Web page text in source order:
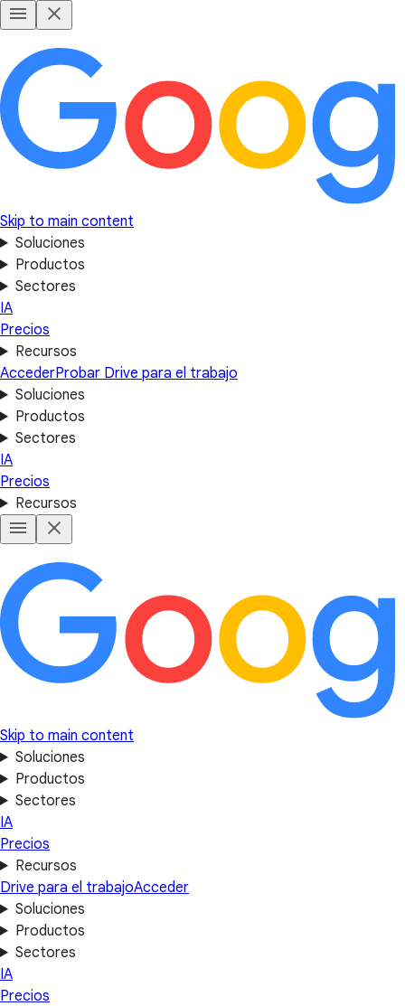
Skip to main content
Soluciones
Productos
Sectores
IA
Precios
Recursos
AccederProbar Drive para el trabajo
Soluciones
Productos
Sectores
IA
Precios
Recursos
Skip to main content
Soluciones
Productos
Sectores
IA
Precios
Recursos
Drive para el trabajoAcceder
Soluciones
Productos
Sectores
IA
Precios